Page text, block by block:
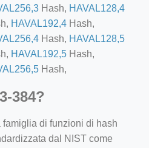
Hash, HAVAL128,4
HAVAL192,4 Hash,
Hash, HAVAL128,5
HAVAL192,5 Hash,
Hash,
384?
di funzioni di hash
dal NIST come